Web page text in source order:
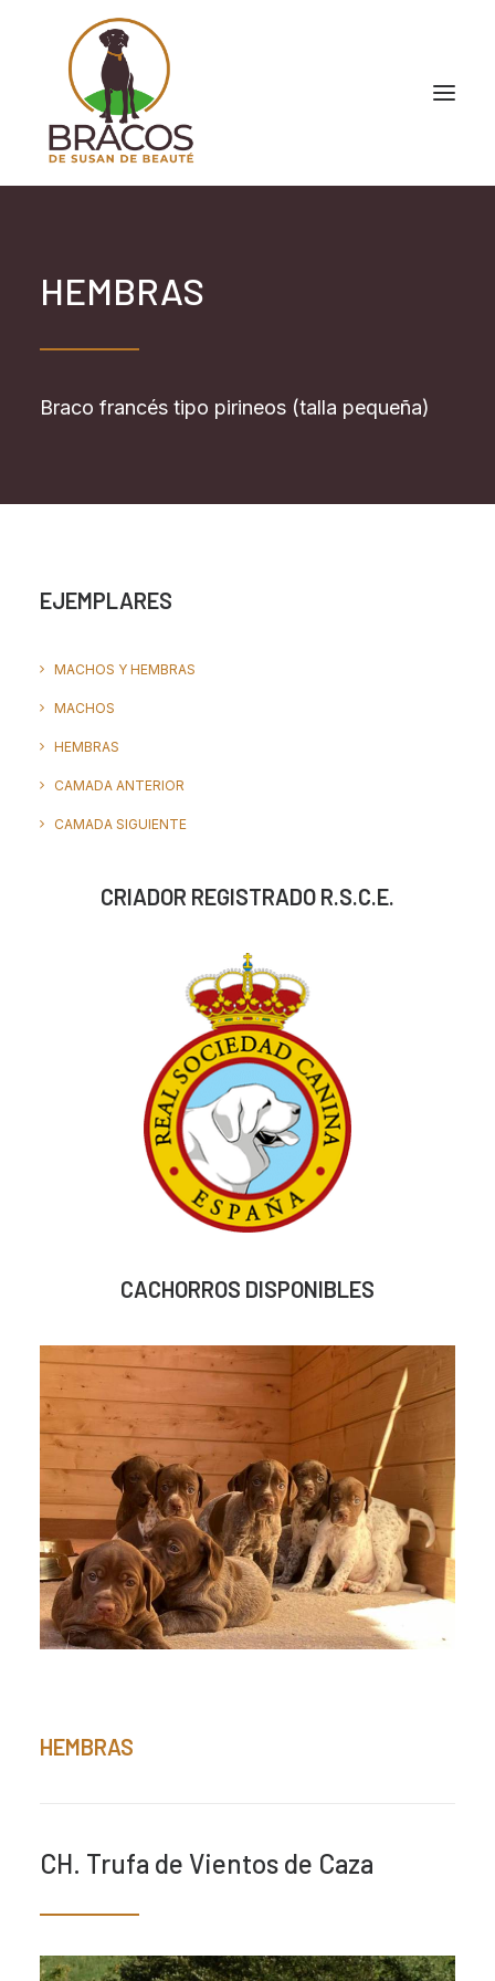
HEMBRAS
Braco francés tipo pirineos (talla pequeña)
EJEMPLARES
MACHOS Y HEMBRAS
MACHOS
HEMBRAS
CAMADA ANTERIOR
CAMADA SIGUIENTE
CRIADOR REGISTRADO R.S.C.E.
CACHORROS DISPONIBLES
HEMBRAS
CH. Trufa de Vientos de Caza